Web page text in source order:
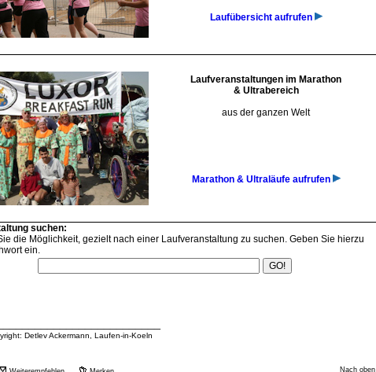
Laufübersicht aufrufen
Laufveranstaltungen im Marathon
& Ultrabereich
aus der ganzen Welt
Marathon & Ultraläufe aufrufen
suchen:
die Möglichkeit, gezielt nach einer Laufveranstaltung zu suchen. Geben Sie hierzu
ein.
Detlev Ackermann, Laufen-in-Koeln
Nach oben